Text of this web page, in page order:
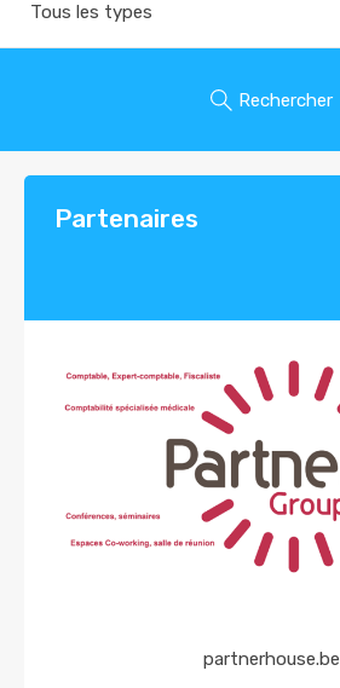
Tous les types
Rechercher
Partenaires
partnerhouse.be